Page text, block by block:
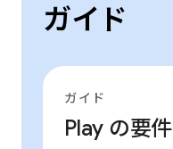
ガイド
ガイド
Play の要件